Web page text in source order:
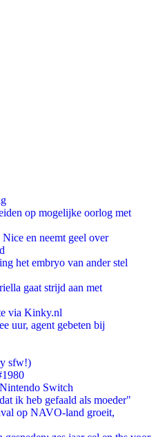
op mogelijke oorlog met
en neemt geel over
het embryo van ander stel
gaat strijd aan met
via Kinky.nl
uur, agent gebeten bij
sfw!)
Switch
ik heb gefaald als moeder"
op NAVO-land groeit,